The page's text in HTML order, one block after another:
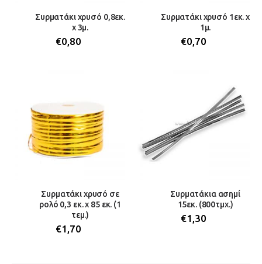
Συρματάκι χρυσό 0,8εκ.
x 3μ.
€0,80
Συρματάκι χρυσό 1εκ. x
1μ.
€0,70
Συρματάκι χρυσό σε
ρολό 0,3 εκ. χ 85 εκ. (1
τεμ.)
€1,70
Συρματάκια ασημί
15εκ. (800τμχ.)
€1,30